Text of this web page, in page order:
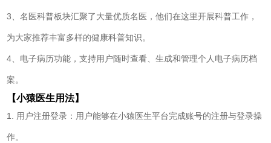
3、名医科普板块汇聚了大量优质名医，他们在这里开展科普工作，
为大家推荐丰富多样的健康科普知识。
4、电子病历功能，支持用户随时查看、生成和管理个人电子病历档
案。
【小猿医生用法】
1. 用户注册登录：用户能够在小猿医生平台完成账号的注册与登录操
作。